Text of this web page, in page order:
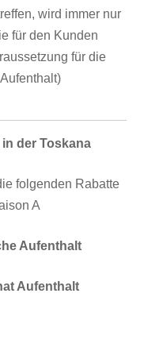
wird immer nur
für den Kunden
für die
der Toskana
folgenden Rabatte
A
Aufenthalt
Aufenthalt